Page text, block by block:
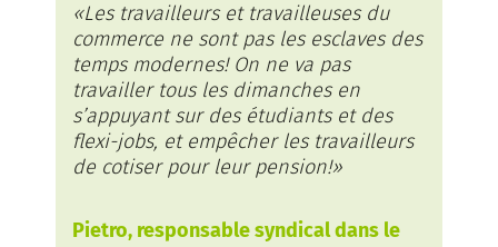
«Les travailleurs et travailleuses du
commerce ne sont pas les esclaves des
temps modernes! On ne va pas
travailler tous les dimanches en
s’appuyant sur des étudiants et des
flexi-jobs, et empêcher les travailleurs
de cotiser pour leur pension!»
Pietro, responsable syndical dans le